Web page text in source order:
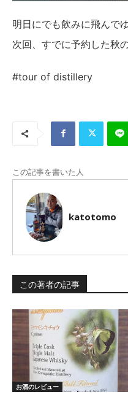
明日にでも飲みに飛んで
次回、すでに予約した秋
#tour of distillery
この記事を書いた人
katotomo
この著者の記事
お酒のレビュー